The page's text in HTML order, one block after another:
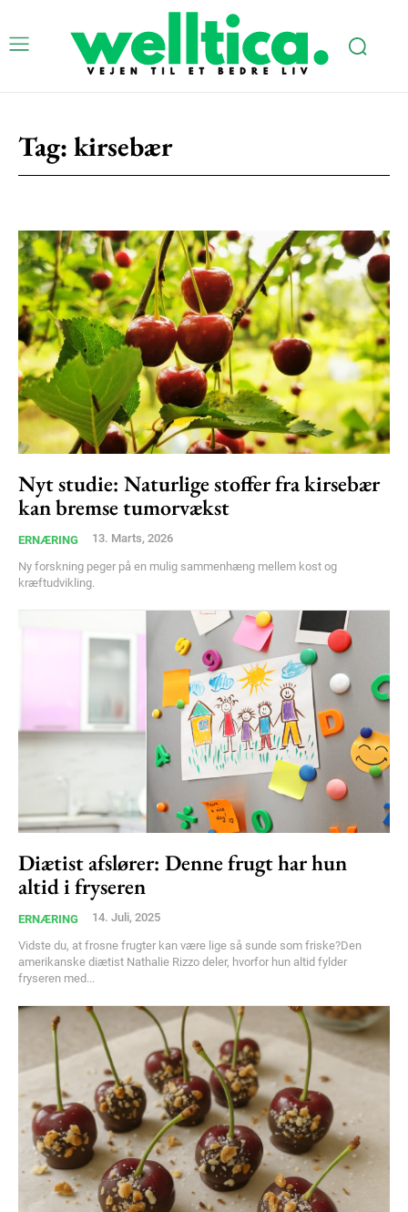
Subscription Plans
Tag: kirsebær
Nyt studie: Naturlige stoffer fra kirsebær
kan bremse tumorvækst
ERNÆRING 13. Marts, 2026
Ny forskning peger på en mulig sammenhæng mellem kost og
kræftudvikling.
Diætist afslører: Denne frugt har hun
altid i fryseren
ERNÆRING 14. Juli, 2025
Vidste du, at frosne frugter kan være lige så sunde som friske?Den
amerikanske diætist Nathalie Rizzo deler, hvorfor hun altid fylder
fryseren med...